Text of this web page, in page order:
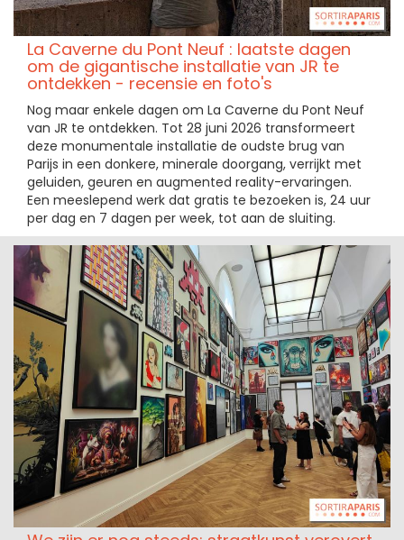
La Caverne du Pont Neuf : laatste dagen
om de gigantische installatie van JR te
ontdekken - recensie en foto's
Nog maar enkele dagen om La Caverne du Pont Neuf
van JR te ontdekken. Tot 28 juni 2026 transformeert
deze monumentale installatie de oudste brug van
Parijs in een donkere, minerale doorgang, verrijkt met
geluiden, geuren en augmented reality-ervaringen.
Een meeslepend werk dat gratis te bezoeken is, 24 uur
per dag en 7 dagen per week, tot aan de sluiting.